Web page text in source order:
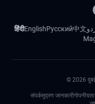
हिंदीEnglishРусский中文
© 2026
संपर्कमुद्रण जानकारी